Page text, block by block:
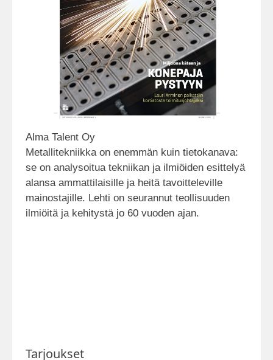
Alma Talent Oy
Metallitekniikka on enemmän kuin tietokanava:
se on analysoitua tekniikan ja ilmiöiden esittelyä
alansa ammattilaisille ja heitä tavoitteleville
mainostajille. Lehti on seurannut teollisuuden
ilmiöitä ja kehitystä jo 60 vuoden ajan.
Tarjoukset